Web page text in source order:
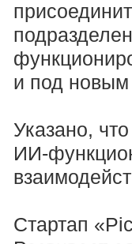
и под
Указано,
ИИ-
Стартап